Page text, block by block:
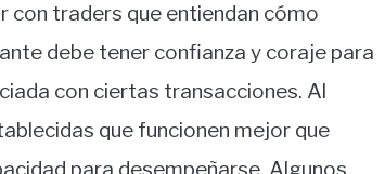
con traders que entiendan cómo
debe tener confianza y coraje para
con ciertas transacciones. Al
que funcionen mejor que